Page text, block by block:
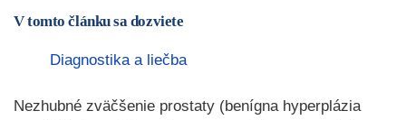
V tomto článku sa dozviete
Diagnostika a liečba
Nezhubné zväčšenie prostaty (benígna hyperplázia